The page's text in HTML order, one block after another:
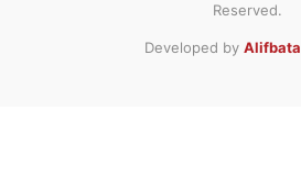
Reserved.
Developed by